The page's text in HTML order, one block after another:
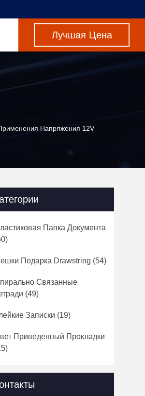
Лучшая Цена
Напряжения 12V
Папка Документа
Подарка Drawstring (54)
Связанные
(49)
Записки (19)
Приведенный Прокладки